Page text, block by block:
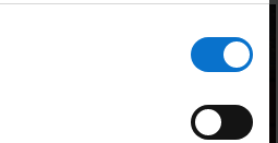
del lloc web de la